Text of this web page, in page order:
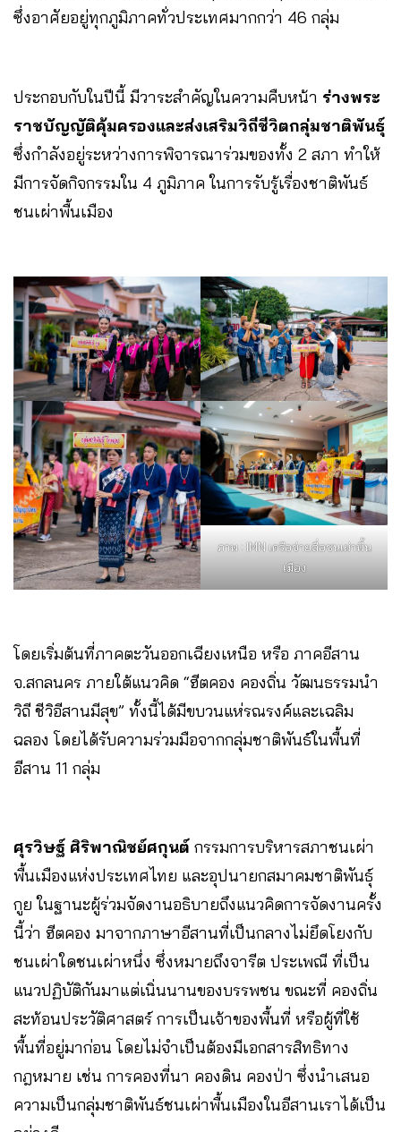
ซึ่งอาศัยอยู่ทุกภูมิภาคทั่วประเทศมากกว่า 46 กลุ่ม
ประกอบกับในปีนี้ มีวาระสำคัญในความคืบหน้า ร่างพระ
ราชบัญญัติคุ้มครองและส่งเสริมวิถีชีวิตกลุ่มชาติพันธุ์
ซึ่งกำลังอยู่ระหว่างการพิจารณาร่วมของทั้ง 2 สภา ทำให้
มีการจัดกิจกรรมใน 4 ภูมิภาค ในการรับรู้เรื่องชาติพันธ์
ชนเผ่าพื้นเมือง
ภาพ : IMN เครือข่ายสื่อชนเผ่าพื้น
เมือง
โดยเริ่มต้นที่ภาคตะวันออกเฉียงเหนือ หรือ ภาคอีสาน
จ.สกลนคร ภายใต้แนวคิด “ฮีตคอง คองถิ่น วัฒนธรรมนำ
วิถี ชีวิอีสานมีสุข” ทั้งนี้ได้มีขบวนแห่รณรงค์และเฉลิม
ฉลอง โดยได้รับความร่วมมือจากกลุ่มชาติพันธ์ในพื้นที่
อีสาน 11 กลุ่ม
ศุรวิษฐ์ ศิริพาณิชย์ศกุนต์ กรรมการบริหารสภาชนเผ่า
พื้นเมืองแห่งประเทศไทย และอุปนายกสมาคมชาติพันธุ์
กูย ในฐานะผู้ร่วมจัดงานอธิบายถึงแนวคิดการจัดงานครั้ง
นี้ว่า ฮีตคอง มาจากภาษาอีสานที่เป็นกลางไม่ยึดโยงกับ
ชนเผ่าใดชนเผ่าหนึ่ง ซึ่งหมายถึงจารีต ประเพณี ที่เป็น
แนวปฏิบัติกันมาแต่เนิ่นนานของบรรพชน ขณะที่ คองถิ่น
สะท้อนประวัติศาสตร์ การเป็นเจ้าของพื้นที่ หรือผู้ที่ใช้
พื้นที่อยู่มาก่อน โดยไม่จำเป็นต้องมีเอกสารสิทธิทาง
กฎหมาย เช่น การคองที่นา คองดิน คองป่า ซึ่งนำเสนอ
ความเป็นกลุ่มชาติพันธ์ชนเผ่าพื้นเมืองในอีสานเราได้เป็น